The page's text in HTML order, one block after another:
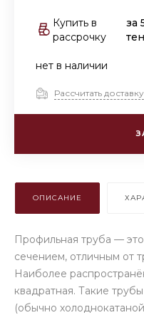
Купить в
рассрочку
за
нет в наличии
Рассчитать доставку
ОПИСАНИЕ
Профильная труба —
сечением, отличным от
Наиболее
квадратная. Такие
(обычно